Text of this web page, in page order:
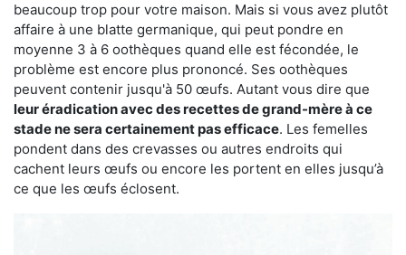
beaucoup trop pour votre maison. Mais si vous avez plutôt
affaire à une blatte germanique, qui peut pondre en
moyenne 3 à 6 oothèques quand elle est fécondée, le
problème est encore plus prononcé. Ses oothèques
peuvent contenir jusqu'à 50 œufs. Autant vous dire que
leur éradication avec des recettes de grand-mère à ce
stade ne sera certainement pas efficace. Les femelles
pondent dans des crevasses ou autres endroits qui
cachent leurs œufs ou encore les portent en elles jusqu’à
ce que les œufs éclosent.